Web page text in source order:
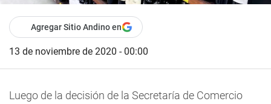
Agregar Sitio Andino en
13 de noviembre de 2020 - 00:00
Luego de la decisión de la Secretaría de Comercio